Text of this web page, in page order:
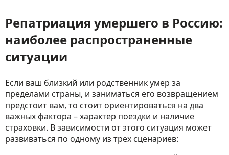
Репатриация умершего в Россию:
наиболее распространенные
ситуации
Если ваш близкий или родственник умер за
пределами страны, и заниматься его возвращением
предстоит вам, то стоит ориентироваться на два
важных фактора – характер поездки и наличие
страховки. В зависимости от этого ситуация может
развиваться по одному из трех сценариев: